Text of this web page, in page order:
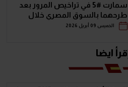
سمارت #5 في تراخيص المرور بعد
طرحهما بالسوق المصري خلال
مارسالخميس 09 أبريل 2026
إقرأ ايضا